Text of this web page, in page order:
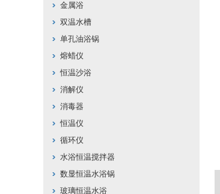
金属浴
双温水槽
单孔油浴锅
熔蜡仪
恒温沙浴
消解仪
消毒器
恒温仪
循环仪
水浴恒温搅拌器
数显恒温水浴锅
玻璃恒温水浴